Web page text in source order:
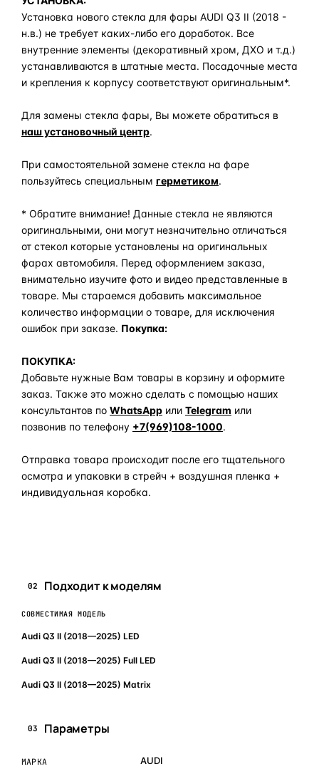
Установка нового стекла для фары AUDI Q3 II (2018 -
н.в.) не требует каких-либо его доработок. Все
внутренние элементы (декоративный хром, ДХО и т.д.)
устанавливаются в штатные места. Посадочные места
и крепления к корпусу соответствуют оригинальным*.
Для замены стекла фары, Вы можете обратиться в
наш установочный центр.
При самостоятельной замене стекла на фаре
пользуйтесь специальным герметиком.
* Обратите внимание! Данные стекла не являются
оригинальными, они могут незначительно отличаться
от стекол которые установлены на оригинальных
фарах автомобиля. Перед оформлением заказа,
внимательно изучите фото и видео представленные в
товаре. Мы стараемся добавить максимальное
количество информации о товаре, для исключения
ошибок при заказе. Покупка:
ПОКУПКА:
Добавьте нужные Вам товары в корзину и оформите
заказ. Также это можно сделать с помощью наших
консультантов по WhatsApp или Telegram или
позвонив по телефону +7(969)108-1000.
Отправка товара происходит после его тщательного
осмотра и упаковки в стрейч + воздушная пленка +
индивидуальная коробка.
02 Подходит к моделям
СОВМЕСТИМАЯ МОДЕЛЬ
Audi Q3 II (2018—2025) LED
Audi Q3 II (2018—2025) Full LED
Audi Q3 II (2018—2025) Matrix
03 Параметры
МАРКА AUDI